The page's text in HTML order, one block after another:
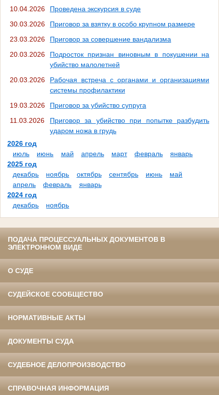
10.04.2026
Проведена экскурсия в суде
30.03.2026
Приговор за взятку в особо крупном размере
23.03.2026
Приговор за совершение вандализма
20.03.2026
Подросток признан виновным в покушении на
убийство малолетней
20.03.2026
Рабочая встреча с органами и организациями
системы профилактики
19.03.2026
Приговор за убийство супруга
11.03.2026
Приговор за убийство при попытке разбудить
ударом ножа в грудь
2026 год
июль
июнь май апрель март февраль
январь
2025 год
декабрь
ноябрь октябрь сентябрь июнь
май
апрель
февраль
январь
2024 год
декабрь
ноябрь
ПОДАЧА ПРОЦЕССУАЛЬНЫХ ДОКУМЕНТОВ В
ЭЛЕКТРОННОМ ВИДЕ
О СУДЕ
СУДЕЙСКОЕ СООБЩЕСТВО
НОРМАТИВНЫЕ АКТЫ
ДОКУМЕНТЫ СУДА
СУДЕБНОЕ ДЕЛОПРОИЗВОДСТВО
СПРАВОЧНАЯ ИНФОРМАЦИЯ